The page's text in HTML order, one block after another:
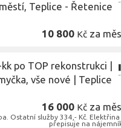
Teplice - Řetenice
10 800 Kč za
po TOP rekonstrukci |
vše nové | Teplice
16 000 Kč za
Ostatní služby 334,- Kč. Elektřina
přepisuje na